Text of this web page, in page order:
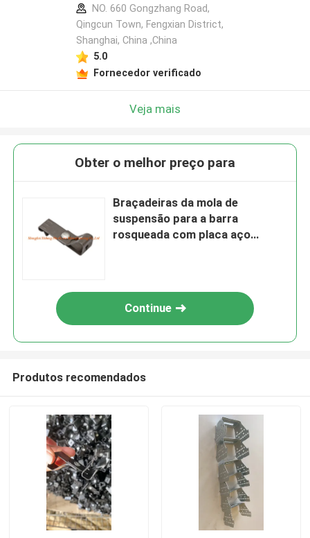
NO. 660 Gongzhang Road,
Qingcun Town, Fengxian District,
Shanghai, China ,China
5.0
Fornecedor verificado
Veja mais
Obter o melhor preço para
Braçadeiras da mola de
suspensão para a barra
rosqueada com placa aço
Continue
Produtos recomendados